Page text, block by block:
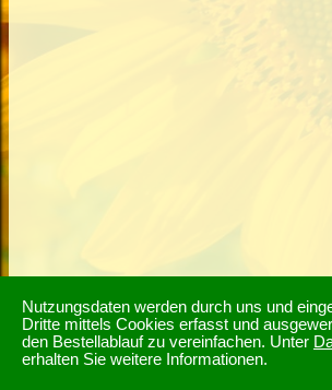
Nutzungsdaten werden durch uns und
Dritte mittels Cookies erfasst und
den Bestellablauf zu vereinfachen. Unter
erhalten Sie weitere Informationen.